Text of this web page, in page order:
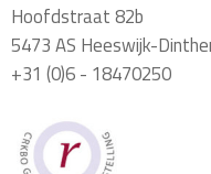
Hoofdstraat 82b
5473 AS Heeswijk-
+31 (0)6 - 18470250